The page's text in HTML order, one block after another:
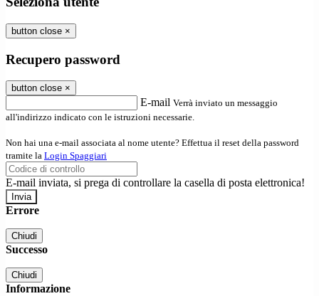
button close ×
Recupero password
button close ×
E-mail Verrà inviato un messaggio
all'indirizzo indicato con le istruzioni necessarie.
Non hai una e-mail associata al nome utente? Effettua il reset della password
tramite la Login Spaggiari
E-mail inviata, si prega di controllare la casella di posta elettronica!
Errore
Chiudi
Successo
Chiudi
Informazione